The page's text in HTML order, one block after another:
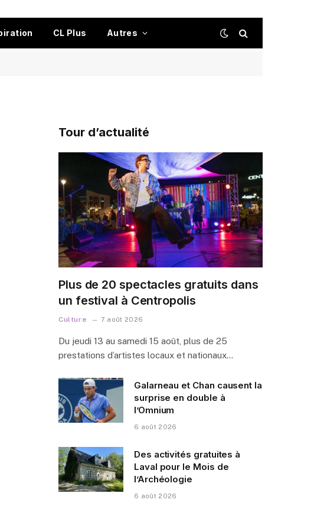
CL Plus Autres
Tour d’actualité
Plus de 20 spectacles gratuits dans
un festival à Centropolis
Culture 7 août 2026
Du jeudi 13 au samedi 15 août, plus de 25
prestations d’artistes locaux et nationaux…
Galarneau et Chan causent la
surprise en double à
l’Omnium
6 août 2026
Des activités gratuites à
Laval pour le Mois de
l’Archéologie
6 août 2026